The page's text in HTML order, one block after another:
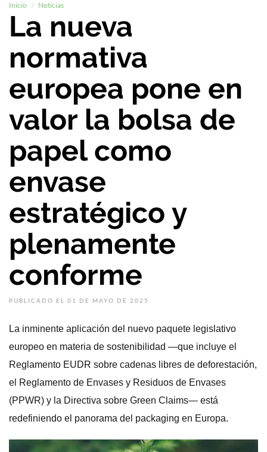
Inicio Noticias
La nueva
normativa
europea pone en
valor la bolsa de
papel como
envase
estratégico y
plenamente
conforme
PUBLICADO EL 01 DE MAYO DE 2025
La inminente aplicación del nuevo paquete legislativo
europeo en materia de sostenibilidad —que incluye el
Reglamento EUDR sobre cadenas libres de deforestación,
el Reglamento de Envases y Residuos de Envases
(PPWR) y la Directiva sobre Green Claims— está
redefiniendo el panorama del packaging en Europa.